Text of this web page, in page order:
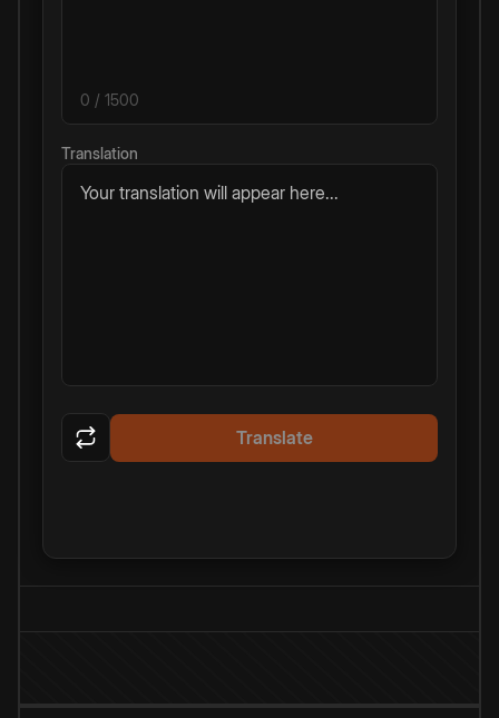
0 / 1500
Translation
Your translation will appear here...
Translate